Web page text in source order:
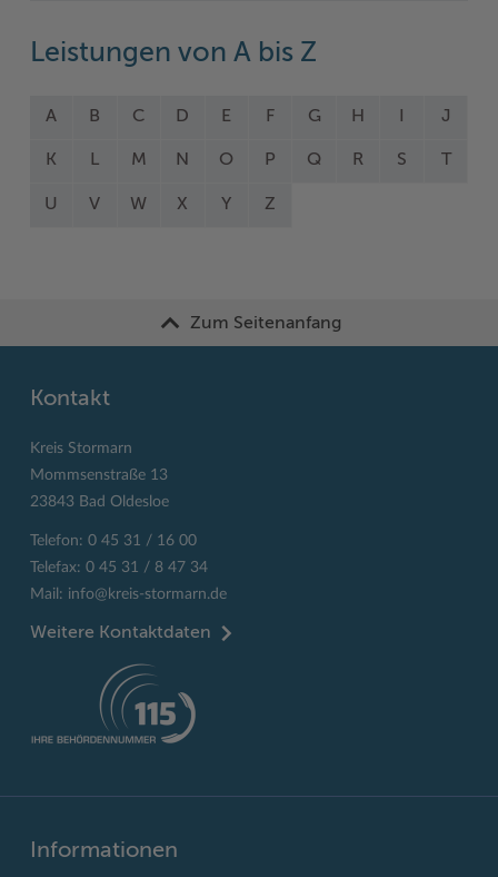
Leistungen von A bis Z
A B C D E F G H J
K L M N O P Q R S T
U V W X Y Z
Zum Seitenanfang
Kontakt
Kreis Stormarn
Mommsenstraße 13
23843 Bad Oldesloe
Telefon: 0 45 31 / 16 00
Telefax: 0 45 31 / 8 47 34
Mail: info@kreis-stormarn.de
Weitere Kontaktdaten
Informationen